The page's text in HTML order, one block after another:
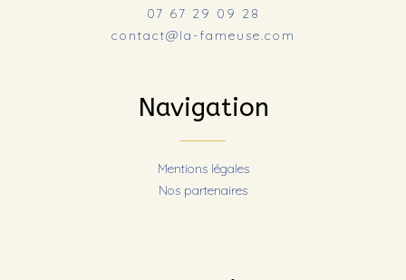
07 67 29 09 28
contact@la-fameuse.com
Navigation
Mentions légales
Nos partenaires